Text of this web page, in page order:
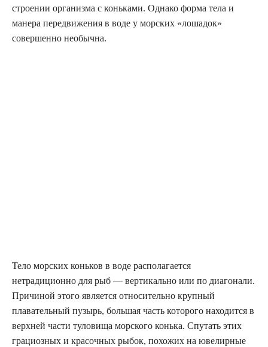
строении организма с коньками. Однако форма тела и
манера передвижения в воде у морских «лошадок»
совершенно необычна.
Тело морских коньков в воде располагается
нетрадиционно для рыб — вертикально или по диагонали.
Причиной этого является относительно крупный
плавательный пузырь, большая часть которого находится в
верхней части туловища морского конька. Спутать этих
грациозных и красочных рыбок, похожих на ювелирные